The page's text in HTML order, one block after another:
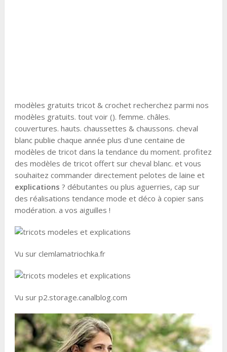
modèles gratuits tricot & crochet recherchez parmi nos
modèles gratuits. tout voir (). femme. châles.
couvertures. hauts. chaussettes & chaussons. cheval
blanc publie chaque année plus d'une centaine de
modèles de tricot dans la tendance du moment. profitez
des modèles de tricot offert sur cheval blanc. et vous
souhaitez commander directement pelotes de laine et
explications ? débutantes ou plus aguerries, cap sur
des réalisations tendance mode et déco à copier sans
modération. a vos aiguilles !
Vu sur clemlamatriochka.fr
Vu sur p2.storage.canalblog.com